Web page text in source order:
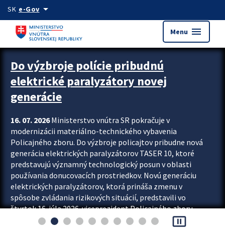
Preskocit na hlavný obsah
SK e-Govarrow_drop_down
Menu menu
Zastavit automatický posun upútavok
Do výzbroje polície pribudnú
elektrické paralyzátory novej
generácie
16. 07. 2026Ministerstvo vnútra SR pokračuje v
modernizácii materiálno-technického vybavenia
Policajného zboru. Do výzbroje policajtov pribudne nová
generácia elektrických paralyzátorov TASER 10, ktoré
predstavujú významný technologický posun v oblasti
používania donucovacích prostriedkov. Novú generáciu
elektrických paralyzátorov, ktorá prináša zmenu v
spôsobe zvládania rizikových situácií, predstavili vo
štvrtok 16. júla 2026 viceprezident Policajného zboru
Rastislav Polakovič a riaditeľ odboru výcviku...
pause_presentation